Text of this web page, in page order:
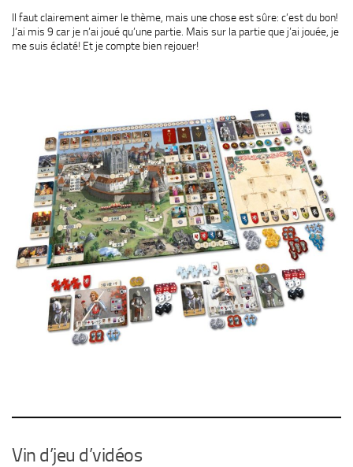
Il faut clairement aimer le thème, mais une chose est sûre: c’est du bon!
J’ai mis 9 car je n’ai joué qu’une partie. Mais sur la partie que j’ai jouée, je
me suis éclaté! Et je compte bien rejouer!
Vin d’jeu d’vidéos